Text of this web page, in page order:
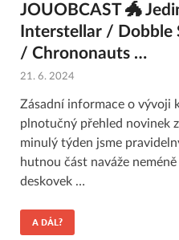
JOUOBCAST 🐲
Interstellar / Dobble
/ Chrononauts …
21. 6. 2024
Zásadní informace o vývoji
plnotučný přehled novinek
minulý týden jsme
hutnou část naváže
deskovek …
A DÁL?